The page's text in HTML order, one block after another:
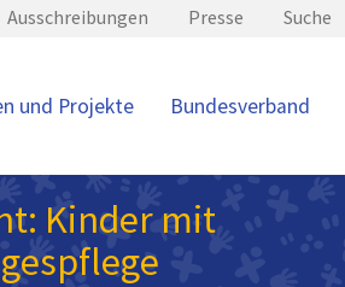
Ausschreibungen Presse Suche
und Projekte Bundesverband
Kinder mit